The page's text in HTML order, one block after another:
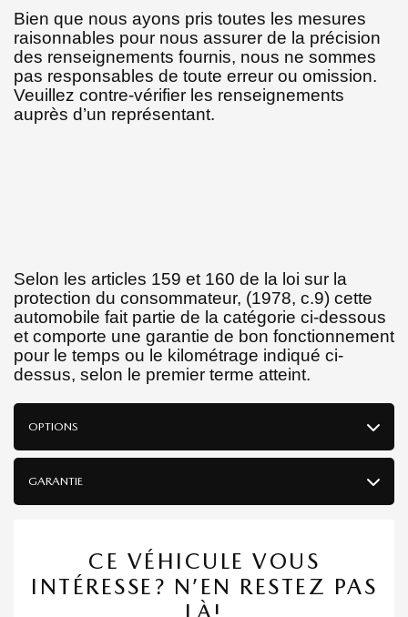
Bien que nous ayons pris toutes les mesures
raisonnables pour nous assurer de la précision
des renseignements fournis, nous ne sommes
pas responsables de toute erreur ou omission.
Veuillez contre-vérifier les renseignements
auprès d’un représentant.
Selon les articles 159 et 160 de la loi sur la
protection du consommateur, (1978, c.9) cette
automobile fait partie de la catégorie ci-dessous
et comporte une garantie de bon fonctionnement
pour le temps ou le kilométrage indiqué ci-
dessus, selon le premier terme atteint.
OPTIONS
GARANTIE
CE VÉHICULE VOUS
INTÉRESSE? N’EN RESTEZ PAS